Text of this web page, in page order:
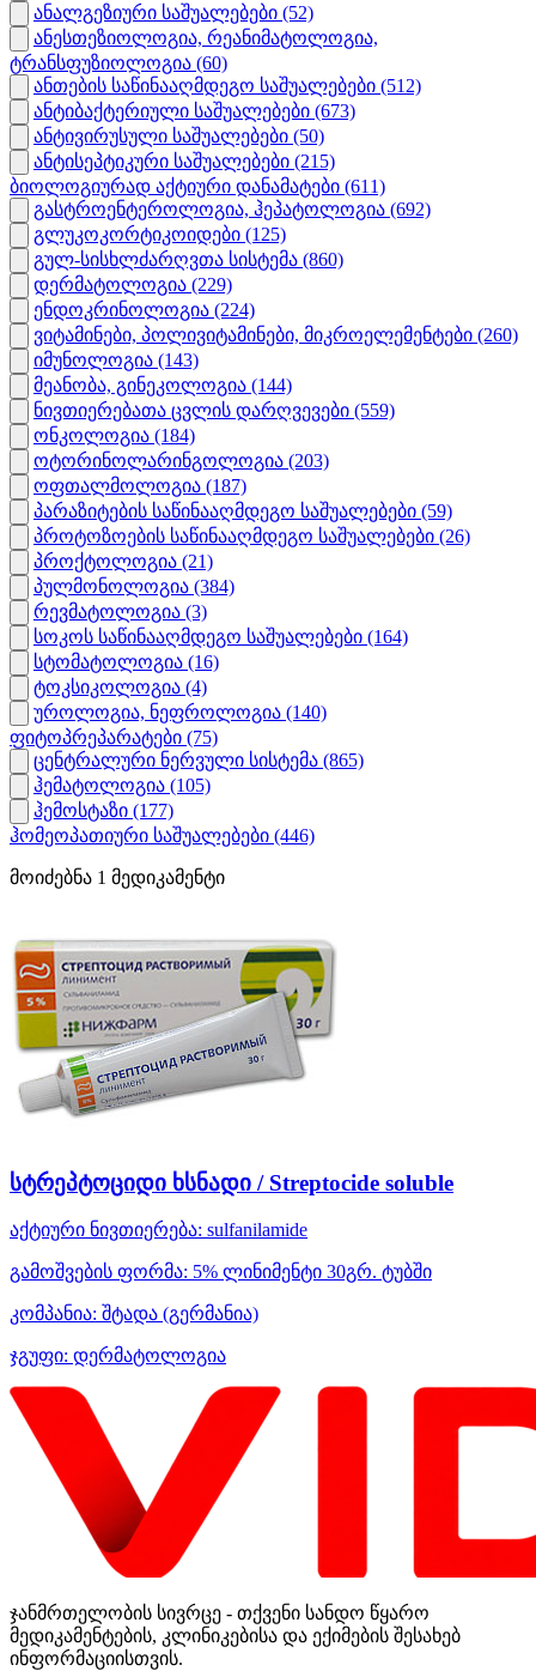
ანალგეზიური საშუალებები (52)
ანესთეზიოლოგია, რეანიმატოლოგია,
ტრანსფუზიოლოგია (60)
ანთების საწინააღმდეგო საშუალებები (512)
ანტიბაქტერიული საშუალებები (673)
ანტივირუსული საშუალებები (50)
ანტისეპტიკური საშუალებები (215)
ბიოლოგიურად აქტიური დანამატები (611)
გასტროენტეროლოგია, ჰეპატოლოგია (692)
გლუკოკორტიკოიდები (125)
გულ-სისხლძარღვთა სისტემა (860)
დერმატოლოგია (229)
ენდოკრინოლოგია (224)
ვიტამინები, პოლივიტამინები, მიკროელემენტები (260)
იმუნოლოგია (143)
მეანობა, გინეკოლოგია (144)
ნივთიერებათა ცვლის დარღვევები (559)
ონკოლოგია (184)
ოტორინოლარინგოლოგია (203)
ოფთალმოლოგია (187)
პარაზიტების საწინააღმდეგო საშუალებები (59)
პროტოზოების საწინააღმდეგო საშუალებები (26)
პროქტოლოგია (21)
პულმონოლოგია (384)
რევმატოლოგია (3)
სოკოს საწინააღმდეგო საშუალებები (164)
სტომატოლოგია (16)
ტოკსიკოლოგია (4)
უროლოგია, ნეფროლოგია (140)
ფიტოპრეპარატები (75)
ცენტრალური ნერვული სისტემა (865)
ჰემატოლოგია (105)
ჰემოსტაზი (177)
ჰომეოპათიური საშუალებები (446)
მოიძებნა 1 მედიკამენტი
სტრეპტოციდი ხსნადი / Streptocide soluble
აქტიური ნივთიერება: sulfanilamide
გამოშვების ფორმა: 5% ლინიმენტი 30გრ. ტუბში
კომპანია: შტადა (გერმანია)
ჯგუფი: დერმატოლოგია
ჯანმრთელობის სივრცე - თქვენი სანდო წყარო
მედიკამენტების, კლინიკებისა და ექიმების შესახებ
ინფორმაციისთვის.